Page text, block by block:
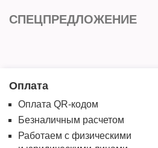
СПЕЦПРЕДЛОЖЕНИЕ
Оплата
Оплата QR-кодом
Безналичным расчетом
Работаем с физическими